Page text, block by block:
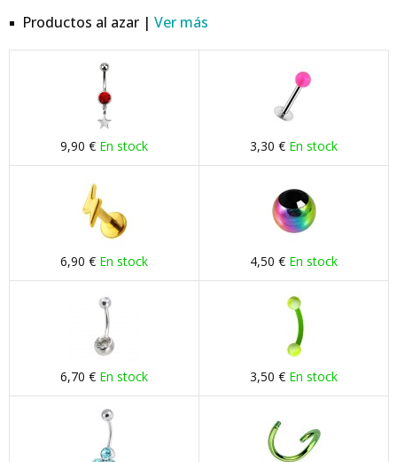
Productos al azar | Ver más
9,90 € En stock 3,30 € En stock
6,90 € En stock 4,50 € En stock
6,70 € En stock 3,50 € En stock